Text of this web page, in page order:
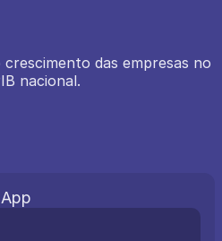
das empresas no
nacional.